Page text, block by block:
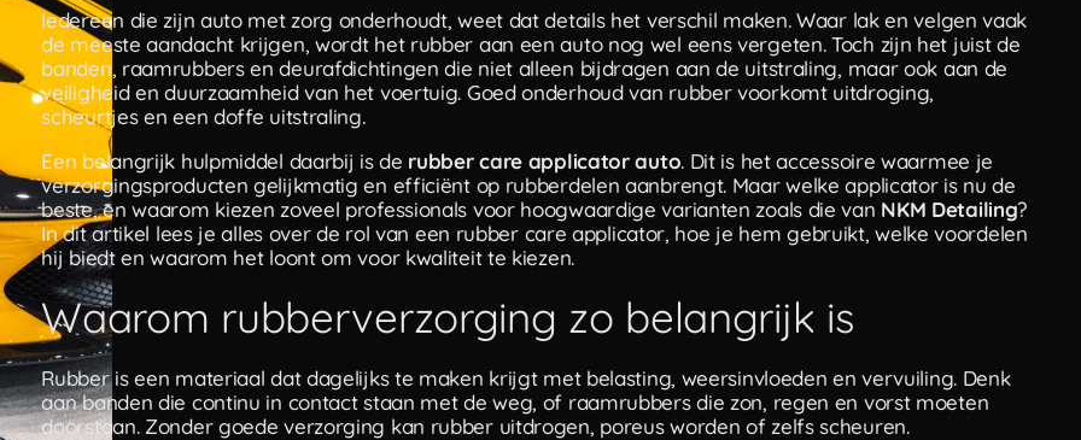
Iedereen die zijn auto met zorg onderhoudt, weet dat details het verschil maken. Waar lak en velgen vaak
de meeste aandacht krijgen, wordt het rubber aan een auto nog wel eens vergeten. Toch zijn het juist de
banden, raamrubbers en deurafdichtingen die niet alleen bijdragen aan de uitstraling, maar ook aan de
veiligheid en duurzaamheid van het voertuig. Goed onderhoud van rubber voorkomt uitdroging,
scheurtjes en een doffe uitstraling.
Een belangrijk hulpmiddel daarbij is de rubber care applicator auto. Dit is het accessoire waarmee je
verzorgingsproducten gelijkmatig en efficiënt op rubberdelen aanbrengt. Maar welke applicator is nu de
beste, en waarom kiezen zoveel professionals voor hoogwaardige varianten zoals die van NKM Detailing?
In dit artikel lees je alles over de rol van een rubber care applicator, hoe je hem gebruikt, welke voordelen
hij biedt en waarom het loont om voor kwaliteit te kiezen.
Waarom rubberverzorging zo belangrijk is
Rubber is een materiaal dat dagelijks te maken krijgt met belasting, weersinvloeden en vervuiling. Denk
aan banden die continu in contact staan met de weg, of raamrubbers die zon, regen en vorst moeten
doorstaan. Zonder goede verzorging kan rubber uitdrogen, poreus worden of zelfs scheuren.